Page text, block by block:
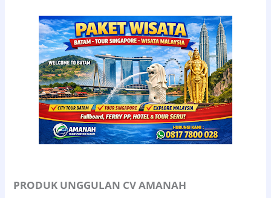
PRODUK UNGGULAN CV AMANAH